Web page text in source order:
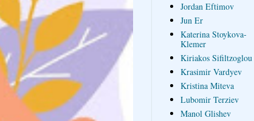
Jordan Eftimov
Jun Er
Katerina Stoykova-
Klemer
Kiriakos Sifiltzoglou
Krasimir Vardyev
Kristina Miteva
Lubomir Terziev
Manol Glishev